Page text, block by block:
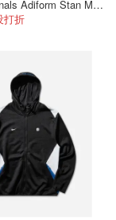
Adidas Originals Adiform Stan Mule 厨师鞋
打折